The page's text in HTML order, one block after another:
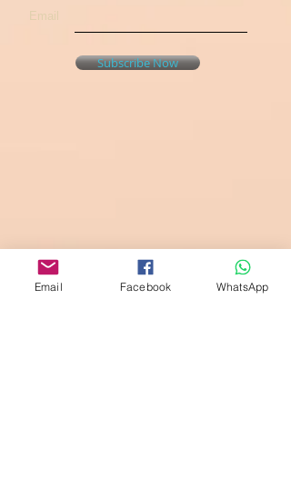
Email
Subscribe Now
Email Facebook WhatsApp